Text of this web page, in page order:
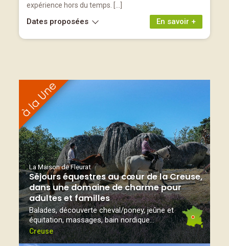
expérience hors du temps. […]
En savoir +
Dates proposées
La Maison de Fleurat
Séjours équestres au cœur de la Creuse,
dans une domaine de charme pour
adultes et familles
Balades, découverte cheval/poney, jeûne et
équitation, massages, bain nordique...
Creuse